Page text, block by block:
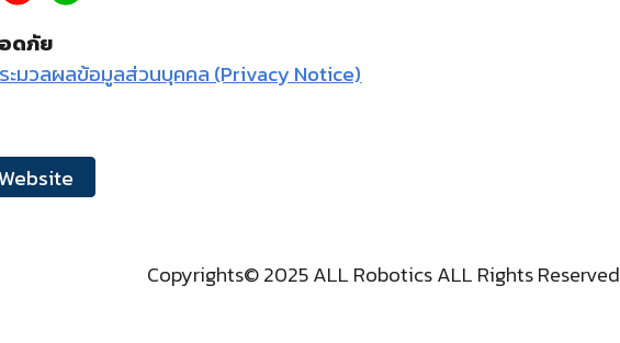
ดภัย
ะมวลผลข้อมูลส่วนบุคคล (Privacy Notice)
Copyrights© 2025 ALL Robotics ALL Rights Reserved